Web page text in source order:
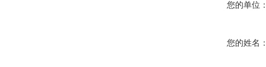
您的单位
您的姓名